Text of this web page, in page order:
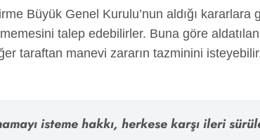
Büyük Genel Kurulu’nun aldığı
talep edebilirler. Buna göre
taraftan manevi zararın tazminini
isteme hakkı, herkese karşı ileri